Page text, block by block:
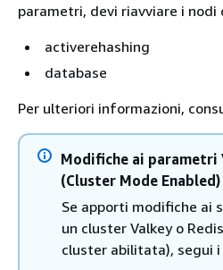
parametri, devi riavviare i nodi
activerehashing
database
Per ulteriori informazioni,
Modifiche ai parametri
(Cluster Mode Enabled)
Se apporti modifiche ai
un cluster Valkey o
cluster abilitata), segui